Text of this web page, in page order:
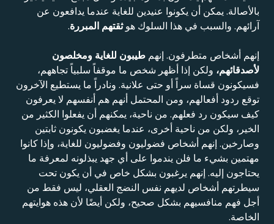
بالأصالة. يمكن أن يكونوا عنيدين للغاية عندما يدافعون عن
آرائهم. والسبب في هذا السلوك هوثقتهم المبررة.
إنهم أشخاص متطرفون. إنهم طيبون للغاية ومخلصون
لأصدقائهم، ولكن إذا أظهر شخص ما موقفاً سلبياً تجاههم،
فسيكونون قساة سراً أو حتى علانية. ونادراً ما يستطيع الآخرون
توقع ردود أفعالهم، ومن المحتمل أنهم هم أنفسهم لا يعرفون
كيف سيكون رد فعلهم. من ناحية، يمكنهم أن يفعلوا الكثير من
الخير، ولكن من ناحية أخرى، عندما يغضبون يكونون ثابتين
وصارخين. إنهم أشخاص فضوليون وفضوليون للغاية، وإذا كانوا
مهتمين بشيء ما فلن يندموا على أي جهد يبذلونه لمعرفة ما
يحتاجون إليه. إنهم يرغبون بشكل خاص في أن يكون تحت
سيطرتهم أشخاص لديهم نفس النضج العقلي، ليس فقط من
أجل فهم منافسيهم بشكل صحيح، ولكن أيضًا لأن هذه هوايتهم
الخاصة.